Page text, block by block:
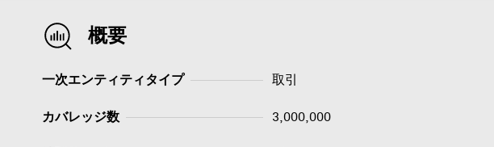
概要
一次エンティティタイプ 取引
カバレッジ数 3,000,000